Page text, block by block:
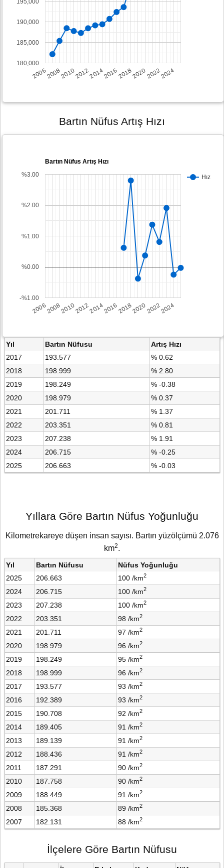
2006200820102012201420162018202020222024
180,000
185,000
190,000
Bartın Nüfus Artış Hızı
Bartın Nüfus Artış Hızı
Hız
2006200820102012201420162018202020222024
-%1.00
%0.00
%1.00
%2.00
%3.00
Yıl Bartın Nüfusu
Artış Hızı
2017
193.577
% 0.62
2018
198.999
% 2.80
2019
198.249
% -0.38
2020
198.979
% 0.37
2021
201.711
% 1.37
2022
203.351
% 0.81
2023
207.238
% 1.91
2024
206.715
% -0.25
2025
206.663 % -0.03
Yıllara Göre Bartın Nüfus Yoğunluğu
Kilometrekareye düşen insan sayısı. Bartın yüzölçümü 2.076
km2.
Yıl Bartın Nüfusu
Nüfus Yoğunluğu
2025
206.663 100 /km2
2024 206.715 100 /km2
2023 207.238 100 /km2
2022 203.351 98 /km2
2021 201.711 97 /km2
2020 198.979 96 /km2
2019 198.249 95 /km2
2018 198.999 96 /km2
2017 193.577 93 /km2
2016 192.389 93 /km2
2015 190.708 92 /km2
2014 189.405 91 /km2
2013 189.139 91 /km2
2012 188.436 91 /km2
2011 187.291 90 /km2
2010 187.758 90 /km2
2009 188.449 91 /km2
2008 185.368 89 /km2
2007 182.131 88 /km2
İlçelere Göre Bartın Nüfusu